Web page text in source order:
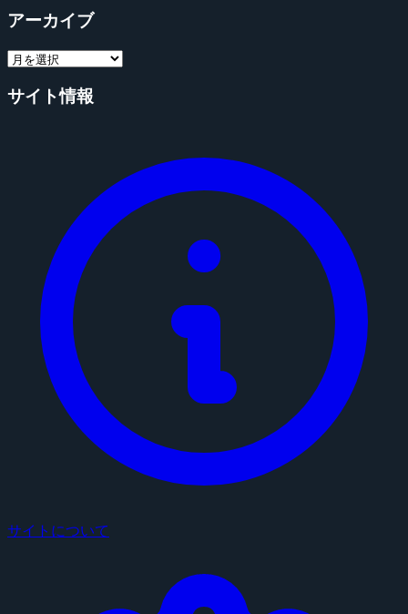
アーカイブ
サイト情報
サイトについて